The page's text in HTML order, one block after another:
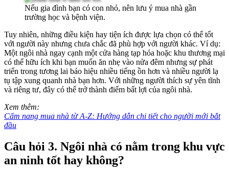
Nếu gia đình bạn có con nhỏ, nên lưu ý mua nhà gần
trường học và bệnh viện.
Tuy nhiên, những điều kiện hay tiện ích được lựa chọn có thể tốt
với người này nhưng chưa chắc đã phù hợp với người khác. Ví dụ:
Một ngôi nhà ngay cạnh một cửa hàng tạp hóa hoặc khu thương mại
có thể hữu ích khi bạn muốn ăn nhẹ vào nửa đêm nhưng sự phát
triển trong tương lai báo hiệu nhiều tiếng ồn hơn và nhiều người lạ
tụ tập xung quanh nhà bạn hơn. Với những người thích sự yên tĩnh
và riêng tư, đây có thể trở thành điểm bất lợi của ngôi nhà.
Xem thêm:
Cẩm nang mua nhà từ A-Z: Hướng dẫn chi tiết cho người mới bắt
đầu
Câu hỏi 3. Ngôi nhà có nằm trong khu vực
an ninh tốt hay không?